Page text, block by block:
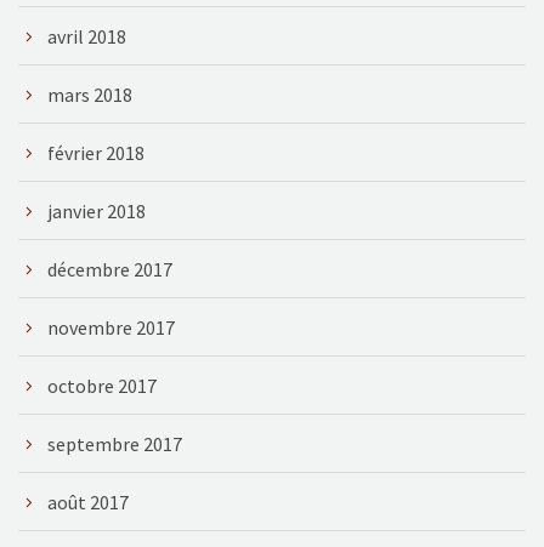
avril 2018
mars 2018
février 2018
janvier 2018
décembre 2017
novembre 2017
octobre 2017
septembre 2017
août 2017